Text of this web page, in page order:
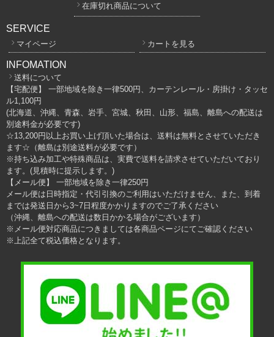
在庫切れ商品について
SERVICE
マイページ カートを見る
INFOMATION
送料について
【宅配便】 一部地域を除き一律500円、カーテンレール・房掛け・タッセ
ル1,100円
(北海道、沖縄、青森、岩手、宮城、秋田、山形、福島、離島への配送は
別途料金が必要です)
☆13,200円以上お買い上げ頂いた場合は、送料は無料とさせていただき
ます☆（離島は別途送料が必要です）
※持ち込み加工や特殊商品は、実費で送料を請求させていただいており
ます。(見積時に提示します。)
【メール便】 一部地域を除き一律250円
メール便は日時指定・代引引換のご利用はいただけません、また、到着
までは発送日から3~7日程度かかりますのでご了承ください
（沖縄、離島への配送は数日かかる場合がございます）
※メール便対応商品につきましては各商品ページにてご確認ください
※上記全て税込価格となります。